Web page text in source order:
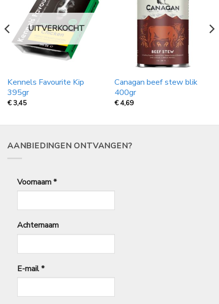
UITVERKOCHT
Kennels Favourite Kip
395gr
€3,45
Canagan beef stew blik
400gr
€4,69
AANBIEDINGEN ONTVANGEN?
Voornaam*
Achternaam
E-mail*